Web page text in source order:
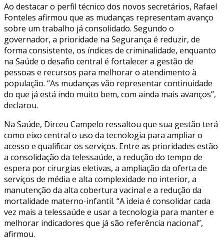
Ao destacar o perfil técnico dos novos secretários, Rafael
Fonteles afirmou que as mudanças representam avanço
sobre um trabalho já consolidado. Segundo o
governador, a prioridade na Segurança é reduzir, de
forma consistente, os índices de criminalidade, enquanto
na Saúde o desafio central é fortalecer a gestão de
pessoas e recursos para melhorar o atendimento à
população. “As mudanças vão representar continuidade
do que já está indo muito bem, com ainda mais avanços”,
declarou.
Na Saúde, Dirceu Campelo ressaltou que sua gestão terá
como eixo central o uso da tecnologia para ampliar o
acesso e qualificar os serviços. Entre as prioridades estão
a consolidação da telessaúde, a redução do tempo de
espera por cirurgias eletivas, a ampliação da oferta de
serviços de média e alta complexidade no interior, a
manutenção da alta cobertura vacinal e a redução da
mortalidade materno-infantil. “A ideia é consolidar cada
vez mais a telessaúde e usar a tecnologia para manter e
melhorar indicadores que já são referência nacional”,
afirmou.